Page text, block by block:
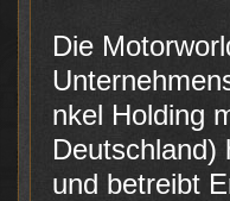
Die
nkel Holding
Deutschland)
und betreibt